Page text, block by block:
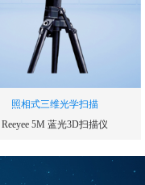
1.5s
测量精度
照相式三维光学扫描
Reeyee 5M 蓝光3D扫描仪